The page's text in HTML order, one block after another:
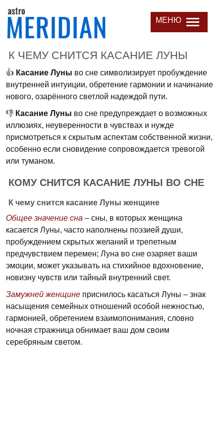
МЕНЮ
К ЧЕМУ СНИТСЯ КАСАНИЕ ЛУНЫ
👍 Касание Луны во сне символизирует пробуждение
внутренней интуиции, обретение гармонии и начинание
нового, озарённого светлой надеждой пути.
👎 Касание Луны во сне предупреждает о возможных
иллюзиях, неуверенности в чувствах и нужде
присмотреться к скрытым аспектам собственной жизни,
особенно если сновидение сопровождается тревогой
или туманом.
КОМУ СНИТСЯ КАСАНИЕ ЛУНЫ ВО СНЕ
К чему снится касание Луны женщине
Общее значение сна – сны, в которых женщина
касается Луны, часто наполнены поэзией души,
пробуждением скрытых желаний и трепетным
предчувствием перемен; Луна во сне озаряет ваши
эмоции, может указывать на стихийное вдохновение,
новизну чувств или тайный внутренний свет.
Замужней женщине приснилось касаться Луны – знак
насыщения семейных отношений особой нежностью,
гармонией, обретением взаимопонимания, словно
ночная стражница обнимает ваш дом своим
серебряным светом.